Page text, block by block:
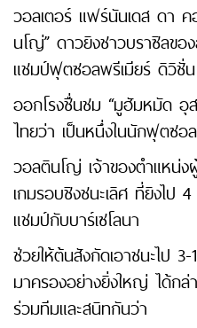
วอลเตอร์ แฟร์นันเดส ดา
นโญ่” ดาวยิงชาวบราซิลขอ
แชมป์ฟุตซอลพรีเมียร์ ดิวิชั่
ออกโรงชื่นชม “มูฮัมหมัด อุ
ไทยว่า เป็นหนึ่งในนักฟุตซอ
วอลตินโญ่ เจ้าของตำแหน่
เกมรอบชิงชนะเลิศ ที่ยิงไป
แชมป์กับบาร์เซโลนา
ช่วยให้ต้นสังกัดเอาชนะไป
มาครองอย่างยิ่งใหญ่ ได้ก
ร่วมทีมและสนิทกันว่า